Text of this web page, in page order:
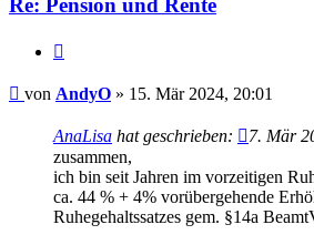
Re: Pension und Rente
Beitrag
von AndyO » 15. Mär 2024, 20:01
AnaLisa hat geschrieben: 7. Mär
zusammen,
ich bin seit Jahren im vorzeitigen
ca. 44 % + 4% vorübergehende
Ruhegehaltssatzes gem. §14a